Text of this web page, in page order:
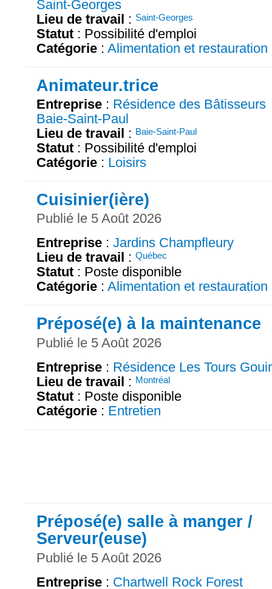
Saint-Georges
Lieu de travail : Saint-Georges
Statut : Possibilité d'emploi
Catégorie : Alimentation et restauration
Animateur.trice
Entreprise : Résidence des Bâtisseurs
Baie-Saint-Paul
Lieu de travail : Baie-Saint-Paul
Statut : Possibilité d'emploi
Catégorie : Loisirs
Cuisinier(ière)
Publié le 5 Août 2026
Entreprise : Jardins Champfleury
Lieu de travail : Québec
Statut : Poste disponible
Catégorie : Alimentation et restauration
Préposé(e) à la maintenance
Publié le 5 Août 2026
Entreprise : Résidence Les Tours
Lieu de travail : Montréal
Statut : Poste disponible
Catégorie : Entretien
Préposé(e) salle à manger /
Serveur(euse)
Publié le 5 Août 2026
Entreprise : Chartwell Rock Forest